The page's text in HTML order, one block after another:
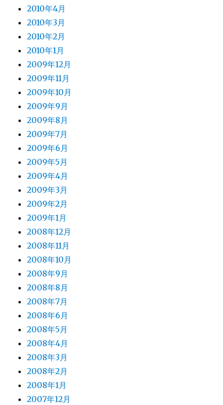
2010年4月
2010年3月
2010年2月
2010年1月
2009年12月
2009年11月
2009年10月
2009年9月
2009年8月
2009年7月
2009年6月
2009年5月
2009年4月
2009年3月
2009年2月
2009年1月
2008年12月
2008年11月
2008年10月
2008年9月
2008年8月
2008年7月
2008年6月
2008年5月
2008年4月
2008年3月
2008年2月
2008年1月
2007年12月